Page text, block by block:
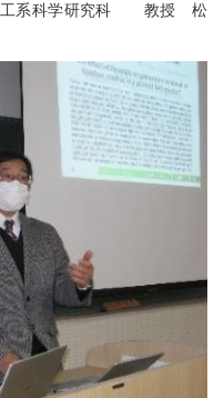
工系科学研究科 教授 松